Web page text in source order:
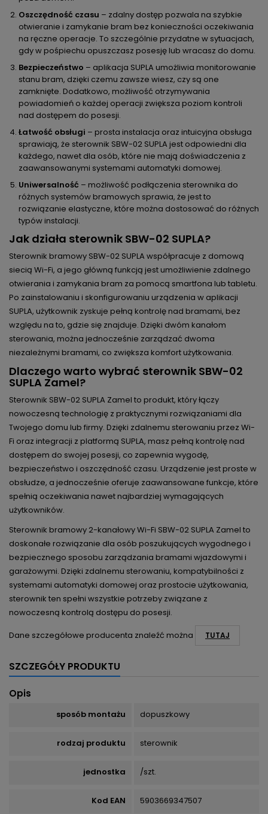
Oszczędność czasu – zdalny dostęp pozwala na szybkie
otwieranie i zamykanie bram bez konieczności oczekiwania
na ręczne operacje. To szczególnie przydatne w sytuacjach,
gdy w pośpiechu opuszczasz posesję lub wracasz do domu.
Bezpieczeństwo – aplikacja SUPLA umożliwia monitorowanie
stanu bram, dzięki czemu zawsze wiesz, czy są one
zamknięte. Dodatkowo, możliwość otrzymywania
powiadomień o każdej operacji zwiększa poziom kontroli
nad dostępem do posesji.
Łatwość obsługi – prosta instalacja oraz intuicyjna obsługa
sprawiają, że sterownik SBW-02 SUPLA jest odpowiedni dla
każdego, nawet dla osób, które nie mają doświadczenia z
zaawansowanymi systemami automatyki domowej.
Uniwersalność – możliwość podłączenia sterownika do
różnych systemów bramowych sprawia, że jest to
rozwiązanie elastyczne, które można dostosować do różnych
typów instalacji.
Jak działa sterownik SBW-02 SUPLA?
Sterownik bramowy SBW-02 SUPLA współpracuje z domową
siecią Wi-Fi, a jego główną funkcją jest umożliwienie zdalnego
otwierania i zamykania bram za pomocą smartfona lub tabletu.
Po zainstalowaniu i skonfigurowaniu urządzenia w aplikacji
SUPLA, użytkownik zyskuje pełną kontrolę nad bramami, bez
względu na to, gdzie się znajduje. Dzięki dwóm kanałom
sterowania, można jednocześnie zarządzać dwoma
niezależnymi bramami, co zwiększa komfort użytkowania.
Dlaczego warto wybrać sterownik SBW-02
SUPLA Zamel?
Sterownik SBW-02 SUPLA Zamel to produkt, który łączy
nowoczesną technologię z praktycznymi rozwiązaniami dla
Twojego domu lub firmy. Dzięki zdalnemu sterowaniu przez Wi-
Fi oraz integracji z platformą SUPLA, masz pełną kontrolę nad
dostępem do swojej posesji, co zapewnia wygodę,
bezpieczeństwo i oszczędność czasu. Urządzenie jest proste w
obsłudze, a jednocześnie oferuje zaawansowane funkcje, które
spełnią oczekiwania nawet najbardziej wymagających
użytkowników.
Sterownik bramowy 2-kanałowy Wi-Fi SBW-02 SUPLA Zamel to
doskonałe rozwiązanie dla osób poszukujących wygodnego i
bezpiecznego sposobu zarządzania bramami wjazdowymi i
garażowymi. Dzięki zdalnemu sterowaniu, kompatybilności z
systemami automatyki domowej oraz prostocie użytkowania,
sterownik ten spełni wszystkie potrzeby związane z
nowoczesną kontrolą dostępu do posesji.
Dane szczegółowe producenta znaleźć można
TUTAJ
SZCZEGÓŁY PRODUKTU
Opis
sposób montażu dopuszkowy
rodzaj produktu sterownik
jednostka /szt.
Kod EAN 5903669347507